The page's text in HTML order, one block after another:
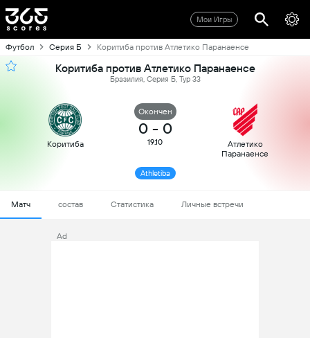
Мои Игры
Футбол Серия Б Коритиба против Атлетико Паранаенсе
Коритиба против Атлетико Паранаенсе
Бразилия, Серия Б, Тур 33
Коритиба
Oкончен
0 - 0
19.10
Атлетико
Паранаенсе
Athletiba
Матч состав Статистика Личные встречи
Ad